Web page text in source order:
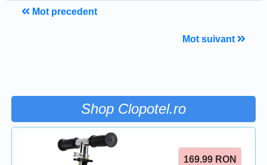
Mot precedent
Mot suivant
Shop Clopotel.ro
169.99 RON